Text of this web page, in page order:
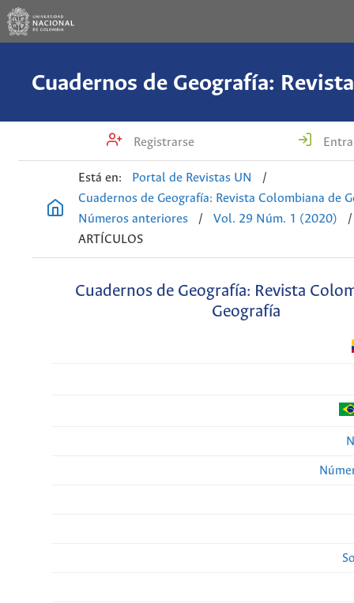
Registrarse
Está en: Portal de Revistas UN
/
Cuadernos de Geografía: Revista Colombiana de
Números anteriores
/ Vol. 29 Núm. 1 (2020)
/
ARTÍCULOS
Cuadernos de Geografía: Revista
Geografía